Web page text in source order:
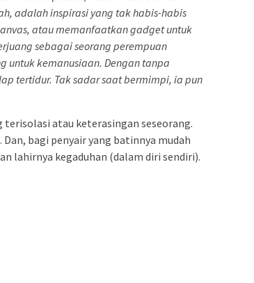
adalah inspirasi yang tak habis-habis
atau memanfaatkan gadget untuk
sebagai seorang perempuan
untuk kemanusiaan. Dengan tanpa
tertidur. Tak sadar saat bermimpi, ia pun
atau keterasingan seseorang.
bagi penyair yang batinnya mudah
lahirnya kegaduhan (dalam diri sendiri).